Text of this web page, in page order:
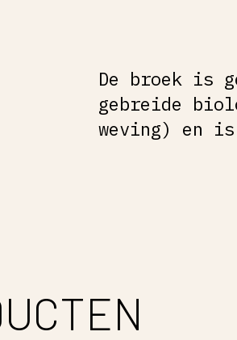
De broek is
gebreide
weving) en is